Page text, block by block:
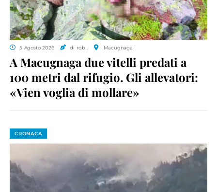
5 Agosto 2026 di ro.bi. Macugnaga
A Macugnaga due vitelli predati a
100 metri dal rifugio. Gli allevatori:
«Vien voglia di mollare»
CRONACA